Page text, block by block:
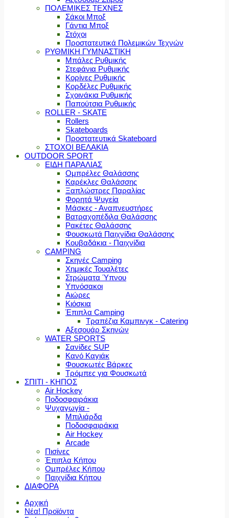
ΠΟΛΕΜΙΚΕΣ ΤΕΧΝΕΣ
Σάκοι Μποξ
Γάντια Μποξ
Στόχοι
Προστατευτικά Πολεμικών Τεχνών
ΡΥΘΜΙΚΗ ΓΥΜΝΑΣΤΙΚΗ
Μπάλες Ρυθμικής
Στεφάνια Ρυθμικής
Κορίνες Ρυθμικής
Κορδέλες Ρυθμικής
Σχοινάκια Ρυθμικής
Παπούτσια Ρυθμικής
ROLLER - SKATE
Rollers
Skateboards
Προστατευτικά Skateboard
ΣΤΟΧΟΙ ΒΕΛΑΚΙΑ
OUTDOOR SPORT
ΕΙΔΗ ΠΑΡΑΛΙΑΣ
Ομπρέλες Θαλάσσης
Καρέκλες Θαλάσσης
Ξαπλώστρες Παραλίας
Φορητά Ψυγεία
Μάσκες - Αναπνευστήρες
Βατραχοπέδιλα Θαλάσσης
Ρακέτες Θαλάσσης
Φουσκωτά Παιχνίδια Θαλάσσης
Κουβαδάκια - Παιχνίδια
CAMPING
Σκηνές Camping
Χημικές Τουαλέτες
Στρώματα Ύπνου
Υπνόσακοι
Αιώρες
Κιόσκια
Έπιπλα Camping
Τραπέζια Καμπινγκ - Catering
Αξεσουάρ Σκηνών
WATER SPORTS
Σανίδες SUP
Κανό Καγιάκ
Φουσκωτές Βάρκες
Τρόμπες για Φουσκωτά
ΣΠΙΤΙ - ΚΗΠΟΣ
Air Hockey
Ποδοσφαιράκια
Ψυχαγωγία -
Μπιλιάρδα
Ποδοσφαιράκια
Air Hockey
Arcade
Πισίνες
Έπιπλα Κήπου
Ομπρέλες Κήπου
Παιχνίδια Κήπου
ΔΙΑΦΟΡΑ
Αρχική
Νέα! Προϊόντα